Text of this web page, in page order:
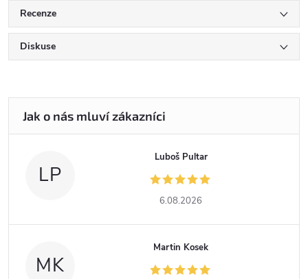
Recenze
Diskuse
LP
Luboš Pultar
6.08.2026
MK
Martin Kosek